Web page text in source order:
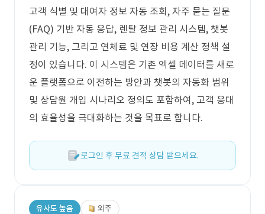
고객 식별 및 대여자 정보 자동 조회, 자주 묻는 질문
(FAQ) 기반 자동 응답, 렌탈 정보 관리 시스템, 챗봇
관리 기능, 그리고 연체료 및 연장 비용 계산 정책 설
정이 있습니다. 이 시스템은 기존 엑셀 데이터를 새로
운 플랫폼으로 이전하는 방안과 챗봇의 자동화 범위
및 상담원 개입 시나리오 정의도 포함하여, 고객 응대
의 효율성을 극대화하는 것을 목표로 합니다.
로그인 후 무료 견적 상담 받으세요.
유사도 높음 외주